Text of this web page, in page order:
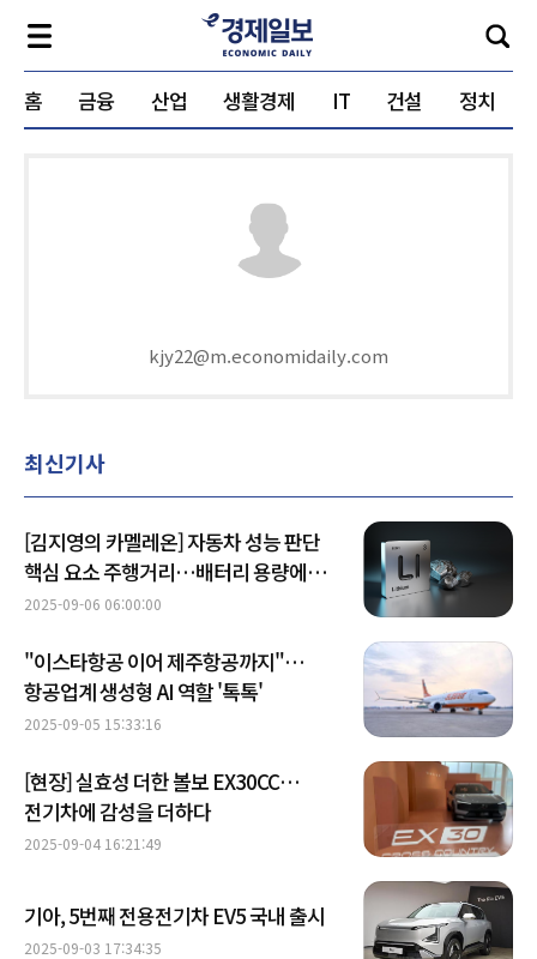
홈 금융 산업 생활경제 IT 건설 정치
kjy22@m.economidaily.com
최신기사
[김지영의 카멜레온] 자동차 성능 판단
핵심 요소 주행거리…배터리 용량에
관해 알려드려요
2025-09-06 06:00:00
"이스타항공 이어 제주항공까지"…
항공업계 생성형 AI 역할 '톡톡'
2025-09-05 15:33:16
[현장] 실효성 더한 볼보 EX30CC…
전기차에 감성을 더하다
2025-09-04 16:21:49
기아, 5번째 전용전기차 EV5 국내 출시
2025-09-03 17:34:35